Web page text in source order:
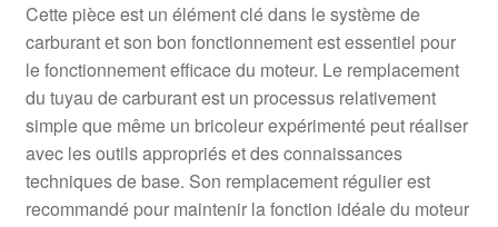
Cette pièce est un élément clé dans le système de
carburant et son bon fonctionnement est essentiel pour
le fonctionnement efficace du moteur. Le remplacement
du tuyau de carburant est un processus relativement
simple que même un bricoleur expérimenté peut réaliser
avec les outils appropriés et des connaissances
techniques de base. Son remplacement régulier est
recommandé pour maintenir la fonction idéale du moteur